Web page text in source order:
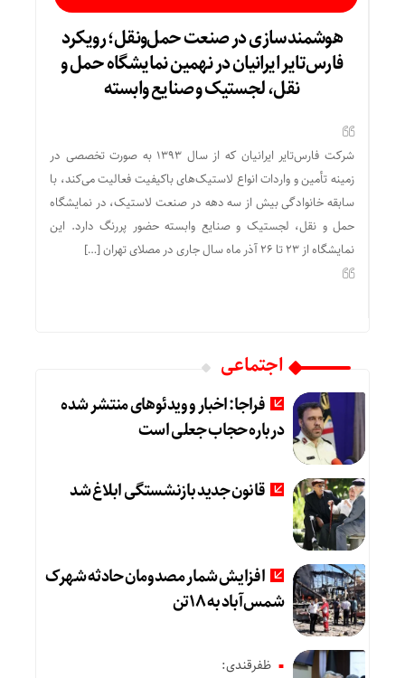
هوشمندسازی در صنعت حمل‌ونقل؛ رویکرد
فارس‌تایر ایرانیان در نهمین نمایشگاه حمل و
نقل، لجستیک و صنایع وابسته
شرکت فارس‌تایر ایرانیان که از سال ۱۳۹۳ به صورت تخصصی در
زمینه تأمین و واردات انواع لاستیک‌های باکیفیت فعالیت می‌کند، با
سابقه خانوادگی بیش از سه دهه در صنعت لاستیک، در نمایشگاه
حمل و نقل، لجستیک و صنایع وابسته حضور پررنگ دارد. این
نمایشگاه از ۲۳ تا ۲۶ آذر ماه سال جاری در مصلای تهران […]
اجتماعی
فراجا: اخبار و ویدئوهای منتشر شده
درباره حجاب جعلی است
قانون جدید بازنشستگی ابلاغ شد
افزایش شمار مصدومان حادثه شهرک
شمس‌آباد به ۱۸تن
ظفرقندی: